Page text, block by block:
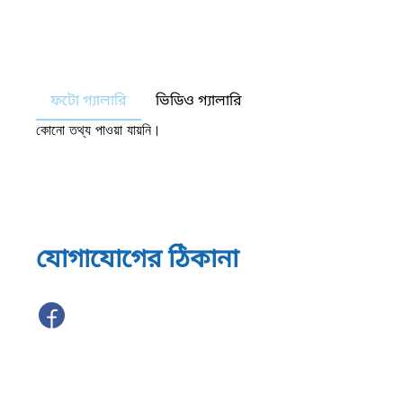
ফটো গ্যালারি ভিডিও গ্যালারি
কোনো তথ্য পাওয়া যায়নি।
যোগাযোগের ঠিকানা